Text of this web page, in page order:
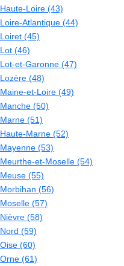
Loire (43)
Atlantique (44)
(45)
(46)
et-Garonne (47)
(48)
et-Loire (49)
(50)
(51)
Marne (52)
(53)
et-Moselle (54)
(55)
(56)
(57)
(58)
(59)
(60)
(61)